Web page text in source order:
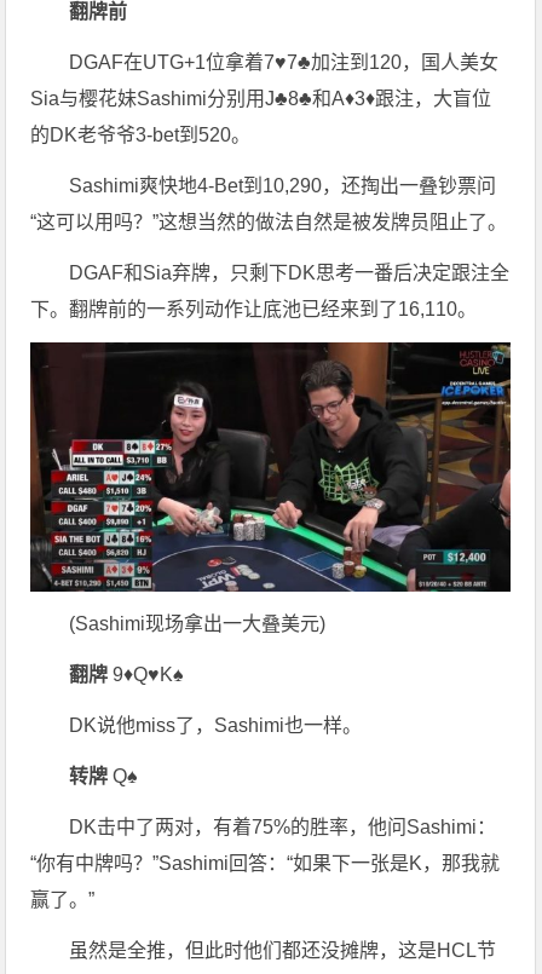
翻牌前
DGAF在UTG+1位拿着7♥7♣加注到120，国人美女
Sia与樱花妹Sashimi分别用J♣8♣和A♦3♦跟注，大盲位
的DK老爷爷3-bet到520。
Sashimi爽快地4-Bet到10,290，还掏出一叠钞票问
“这可以用吗？”这想当然的做法自然是被发牌员阻止了。
DGAF和Sia弃牌，只剩下DK思考一番后决定跟注全
下。翻牌前的一系列动作让底池已经来到了16,110。
(Sashimi现场拿出一大叠美元)
翻牌9♦Q♥K♠
DK说他miss了，Sashimi也一样。
转牌Q♠
DK击中了两对，有着75%的胜率，他问Sashimi：
“你有中牌吗？”Sashimi回答：“如果下一张是K，那我就
赢了。”
虽然是全推，但此时他们都还没摊牌，这是HCL节